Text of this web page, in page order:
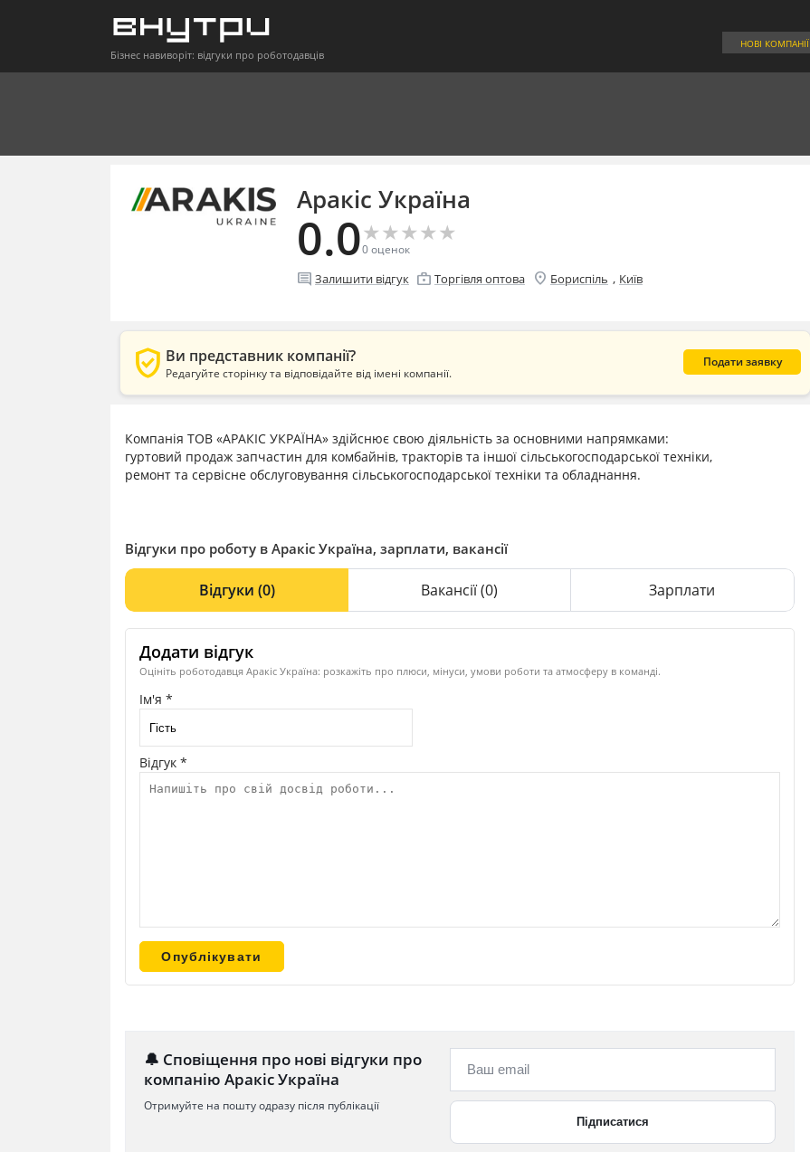
Бізнес навиворіт: відгуки про роботодавців
НОВІ КОМПАНІЇ
Аракіс Україна
0.0★
★★
★★
★★
★★
★
0оценок
comment Залишити відгук enterprise Торгівля оптова location_on Бориспіль , Київ
verified_user Ви представник компанії?
Редагуйте сторінку та відповідайте від імені компанії.
Подати заявку
Компанія ТОВ «АРАКІС УКРАЇНА» здійснює свою діяльність за основними напрямками:
гуртовий продаж запчастин для комбайнів, тракторів та іншої сільськогосподарської техніки,
ремонт та сервісне обслуговування сільськогосподарської техніки та обладнання.
Відгуки про роботу в Аракіс Україна, зарплати, вакансії
Відгуки (0) Вакансії(0) Зарплати
Додати відгук
Оцініть роботодавця Аракіс Україна: розкажіть про плюси, мінуси, умови роботи та атмосферу в команді.
Ім'я *
Відгук *
🔔 Сповіщення про нові відгуки про
компанію Аракіс Україна
Отримуйте на пошту одразу після публікації